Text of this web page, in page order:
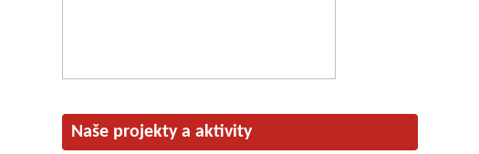
Naše projekty a aktivity